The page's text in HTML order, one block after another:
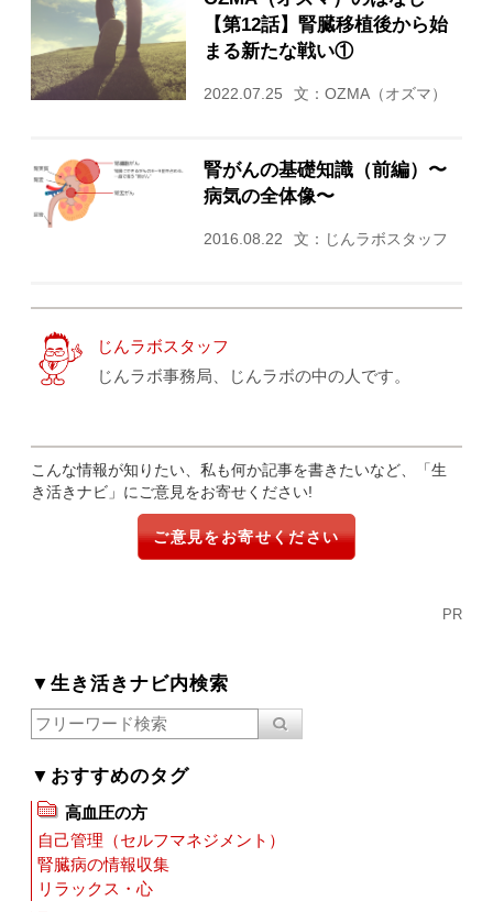
【第12話】腎臓移植後から始
まる新たな戦い①
2022.07.25 文：OZMA（オズマ）
腎がんの基礎知識（前編）〜
病気の全体像〜
2016.08.22 文：じんラボスタッフ
じんラボスタッフ
じんラボ事務局、じんラボの中の人です。
こんな情報が知りたい、私も何か記事を書きたいなど、「生
き活きナビ」にご意見をお寄せください!
ご意見をお寄せください
PR
▼生き活きナビ内検索
▼おすすめのタグ
高血圧の方
自己管理（セルフマネジメント）
腎臓病の情報収集
リラックス・心